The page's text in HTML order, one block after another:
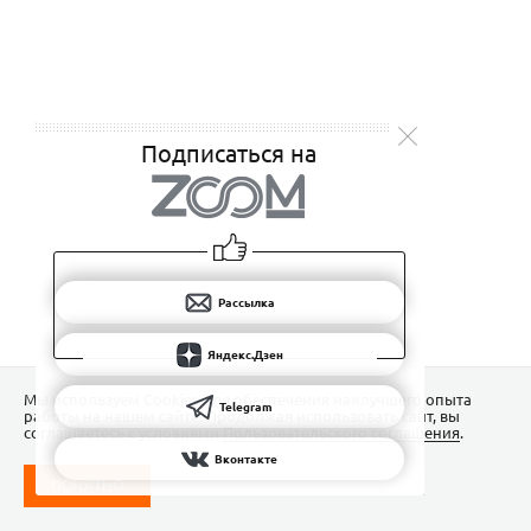
Подписаться на
Рассылка
Яндекс.Дзен
Telegram
Вконтакте
Мы используем Сookies для обеспечения наилучшего опыта
работы на нашем сайте. Продолжая использовать сайт, вы
соглашаетесь с условиямиПользовательского соглашения.
ПОНЯТНО